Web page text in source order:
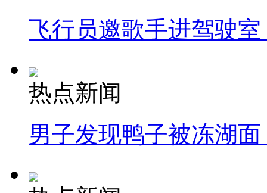
飞行员邀歌手进驾驶
热点新闻
男子发现鸭子被冻湖